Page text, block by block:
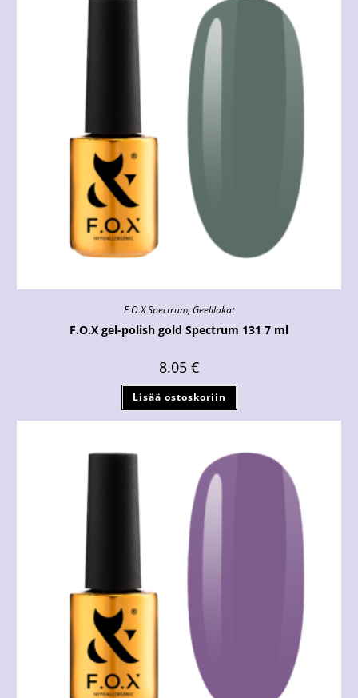
F.O.X Spectrum, Geelilakat
F.O.X gel-polish gold Spectrum 131 7 ml
8.05 €
Lisää ostoskoriin